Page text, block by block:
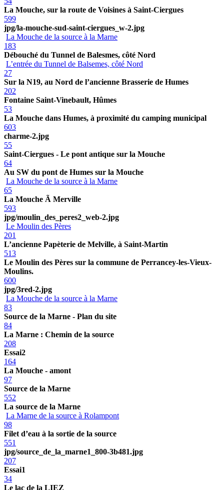
La Mouche, sur la route de Voisines à Saint-Ciergues
599
jpg/la-mouche-sud-saint-ciergues_w-2.jpg
La Mouche de la source à la Marne
183
Débouché du Tunnel de Balesmes, côté Nord
L’entrée du Tunnel de Balsemes, côté Nord
27
Sur la N19, au Nord de l’ancienne Brasserie de Humes
202
Fontaine Saint-Vinebault, Hûmes
53
La Mouche dans Humes, à proximité du camping municipal
603
charme-2.jpg
55
Saint-Ciergues - Le pont antique sur la Mouche
64
Au SW du pont de Humes sur la Mouche
La Mouche de la source à la Marne
65
La Mouche Ã Merville
593
jpg/moulin_des_peres2_web-2.jpg
Le Moulin des Pères
201
L’ancienne Papèterie de Melville, à Saint-Martin
513
Le Moulin des Pères sur la commune de Perrancey-les-Vieux-
Moulins.
600
jpg/3red-2.jpg
La Mouche de la source à la Marne
83
Source de la Marne - Plan du site
84
La Marne : Chemin de la source
208
Essai2
164
La Mouche - amont
97
Source de la Marne
552
La source de la Marne
La Marne de la source à Rolampont
98
Filet d’eau à la sortie de la source
551
jpg/source_de_la_marne1_800-3b481.jpg
207
Essai1
34
Le lac de la LIEZ